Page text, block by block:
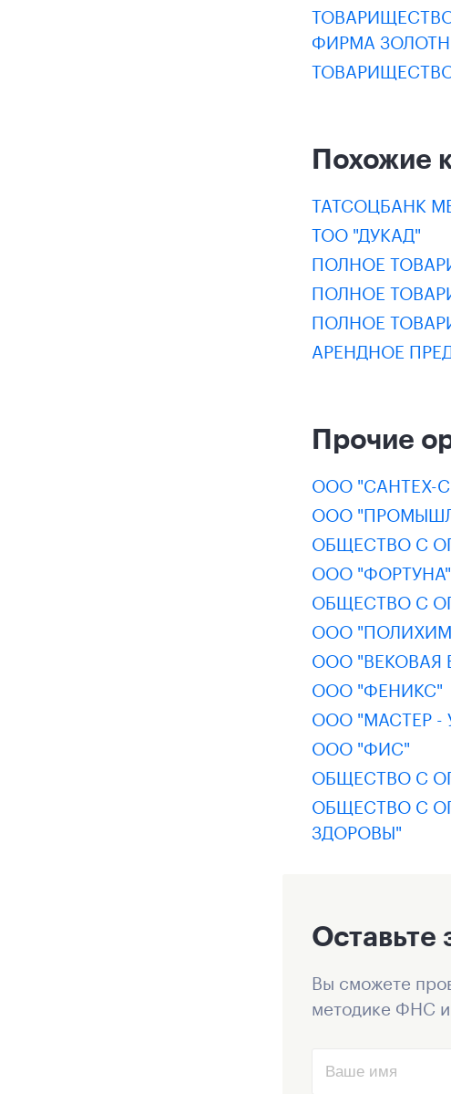
ФИРМА
Похожие
ТАТСОЦБАНК
ТОО "ДУКАД"
ПОЛНОЕ
ПОЛНОЕ
ПОЛНОЕ
АРЕНДНОЕ
Прочие
ООО "САНТЕХ-
ООО
ОБЩЕСТВО С
ООО "ФОРТУНА"
ОБЩЕСТВО С
ООО
ООО "ВЕКОВАЯ
ООО "ФЕНИКС"
ООО "МАСТЕР -
ООО "ФИС"
ОБЩЕСТВО С
ОБЩЕСТВО С
ЗДОРОВЫ"
Оставьте
Вы сможете
методике ФНС и